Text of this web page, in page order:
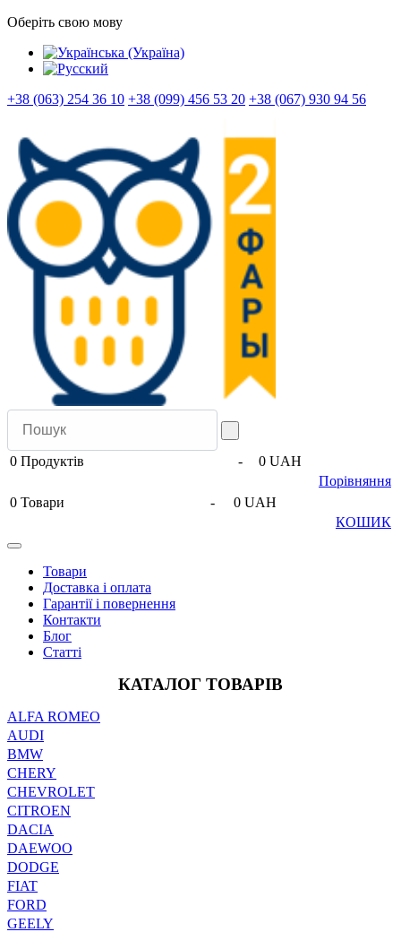
Оберіть свою мову
+38 (063) 254 36 10 +38 (099) 456 53 20 +38 (067) 930 94 56
0 Продуктів -
0 UAH
Порівняння
0 Товари -
0 UAH
КОШИК
Товари
Доставка і оплата
Гарантії і повернення
Контакти
Блог
Статті
КАТАЛОГ ТОВАРІВ
ALFA ROMEO
AUDI
BMW
CHERY
CHEVROLET
CITROEN
DACIA
DAEWOO
DODGE
FIAT
FORD
GEELY